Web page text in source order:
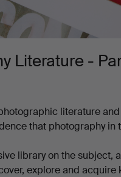
Literature -
literature
that photography in
library on the subject,
explore and acquire